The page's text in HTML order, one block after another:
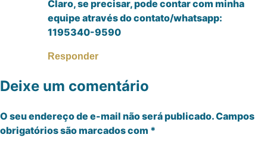
Claro, se precisar, pode contar com minha
equipe através do contato/whatsapp:
1195340-9590
Responder
Deixe um comentário
O seu endereço de e-mail não será publicado.Campos
obrigatórios são marcados com *